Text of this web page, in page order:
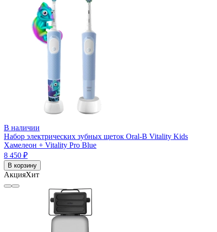
В наличии
Набор электрических зубных щеток Oral-B Vitality Kids
Хамелеон + Vitality Pro Blue
8 450 ₽
В корзину
АкцияХит